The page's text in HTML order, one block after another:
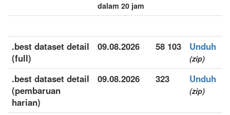
dalam 20 jam
.best dataset detail
(full)
09.08.2026 58 103 Unduh
(zip)
.best dataset detail
(pembaruan
harian)
09.08.2026 323 Unduh
(zip)